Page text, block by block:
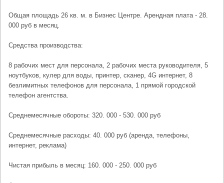
Общая площадь 26 кв. м. в Бизнес Центре. Арендная плата - 28.
000 руб в месяц.
Средства производства:
8 рабочих мест для персонала, 2 рабочих места руководителя, 5
ноутбуков, кулер для воды, принтер, сканер, 4G интернет, 8
безлимитных телефонов для персонала, 1 прямой городской
телефон агентства.
Среднемесячные обороты: 320. 000 - 530. 000 руб
Среднемесячные расходы: 40. 000 руб (аренда, телефоны,
интернет, реклама)
Чистая прибыль в месяц: 160. 000 - 250. 000 руб